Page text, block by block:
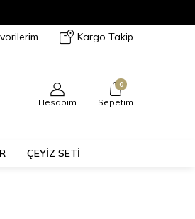
Kargo Takip
Hesabım
0
Sepetim
ÇEYİZ SETİ